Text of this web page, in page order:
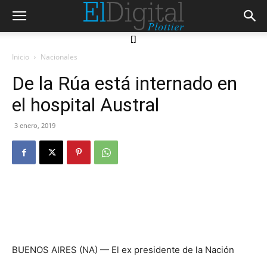
[]
Inicio Nacionales
De la Rúa está internado en
el hospital Austral
3 enero, 2019
BUENOS AIRES (NA) — El ex presidente de la Nación